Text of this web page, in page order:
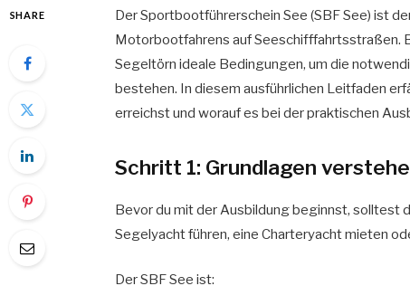
SHARE
Der Sportbootführerschein See (SBF See) ist
Motorbootfahrens auf Seeschifffahrtsstraßen.
Segeltörn ideale Bedingungen, um die
bestehen. In diesem ausführlichen Leitfaden
erreichst und worauf es bei der praktischen
Schritt 1: Grundlagen
Bevor du mit der Ausbildung beginnst, solltest
Segelyacht führen, eine Charteryacht mieten
Der SBF See ist: